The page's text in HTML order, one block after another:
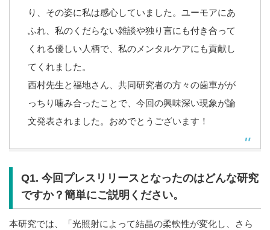
り、その姿に私は感心していました。ユーモアにあ
ふれ、私のくだらない雑談や独り言にも付き合って
くれる優しい人柄で、私のメンタルケアにも貢献し
てくれました。
西村先生と福地さん、共同研究者の方々の歯車がが
っちり噛み合ったことで、今回の興味深い現象が論
文発表されました。おめでとうございます！
Q1. 今回プレスリリースとなったのはどんな研究
ですか？簡単にご説明ください。
本研究では、「光照射によって結晶の柔軟性が変化し、さら